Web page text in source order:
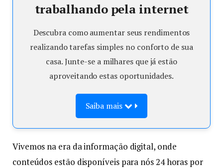
trabalhando pela internet
Descubra como aumentar seus rendimentos
realizando tarefas simples no conforto de sua
casa. Junte-se a milhares que já estão
aproveitando estas oportunidades.
Saiba mais
Vivemos na era da informação digital, onde
conteúdos estão disponíveis para nós 24 horas por